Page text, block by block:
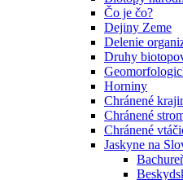
Čo je čo?
Dejiny Zeme
Delenie
Druhy
Horniny
Chránené
Chránené
Chránené
Jaskyne na